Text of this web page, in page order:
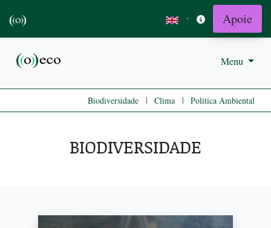
· Apoie
Menu
Biodiversidade | Clima | Politica Ambiental
BIODIVERSIDADE